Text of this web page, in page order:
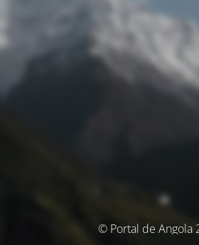
© Portal de Angola